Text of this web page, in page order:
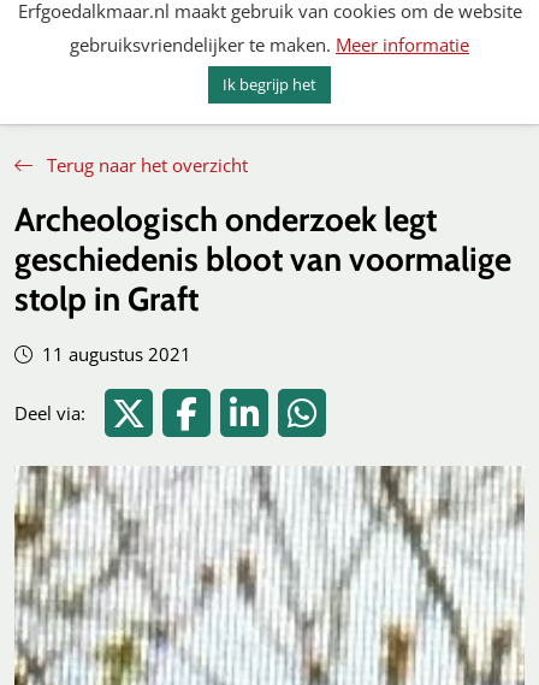
Spring
Erfgoedalkmaar.nl maakt gebruik van cookies om de website
gebruiksvriendelijker te maken. Meer informatie
Ik begrijp het
Terug naar het overzicht
Archeologisch onderzoek legt
geschiedenis bloot van voormalige
stolp in Graft
11 augustus 2021
Deel via: Deel via TwitterDeel via Facebook
Deel via LinkedIn